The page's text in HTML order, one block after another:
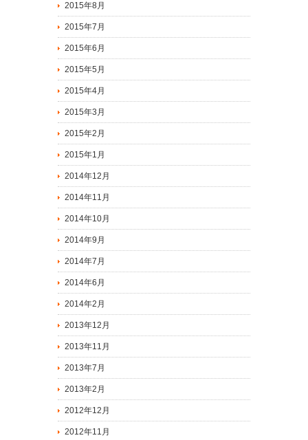
2015年8月
2015年7月
2015年6月
2015年5月
2015年4月
2015年3月
2015年2月
2015年1月
2014年12月
2014年11月
2014年10月
2014年9月
2014年7月
2014年6月
2014年2月
2013年12月
2013年11月
2013年7月
2013年2月
2012年12月
2012年11月